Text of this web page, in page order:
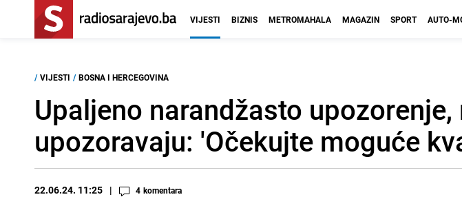
VIJESTI BIZNIS METROMAHALA MAGAZIN SPORT AUTO-
/ VIJESTI / BOSNA I HERCEGOVINA
Upaljeno narandžasto
upozoravaju: 'Očekujte moguće
22.06.24. 11:25 4 komentara